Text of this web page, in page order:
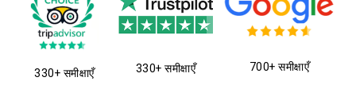
330+ समीक्षाएँ 330+ समीक्षाएँ 700+ समीक्षाएँ